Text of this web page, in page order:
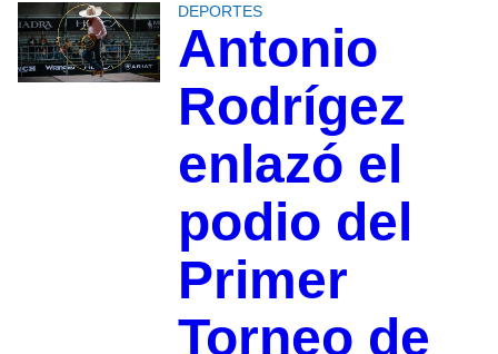
DEPORTES
Antonio
Rodrígez
enlazó el
podio del
Primer
Torneo de